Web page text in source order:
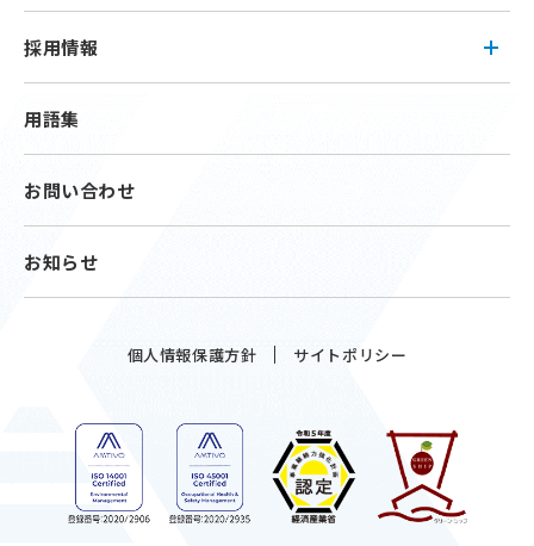
採用情報
用語集
お問い合わせ
お知らせ
個人情報保護方針 サイトポリシー